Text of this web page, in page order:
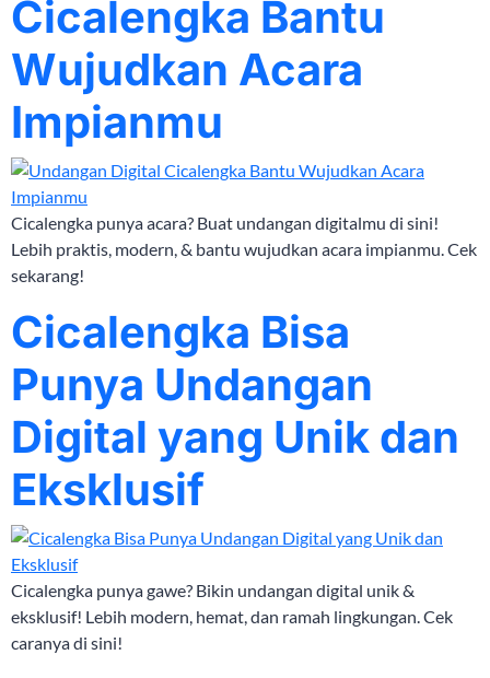
Cicalengka Bantu
Wujudkan Acara
Impianmu
Cicalengka punya acara? Buat undangan digitalmu di sini!
Lebih praktis, modern, & bantu wujudkan acara impianmu. Cek
sekarang!
Cicalengka Bisa
Punya Undangan
Digital yang Unik dan
Eksklusif
Cicalengka punya gawe? Bikin undangan digital unik &
eksklusif! Lebih modern, hemat, dan ramah lingkungan. Cek
caranya di sini!